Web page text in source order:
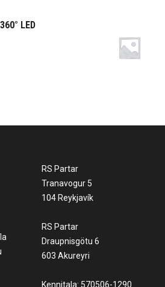
LED
RS Partar
Tranavogur 5
104 Reykjavík
RS Partar
Draupnisgötu 6
603 Akureyri
Kennitala: 570506-1290